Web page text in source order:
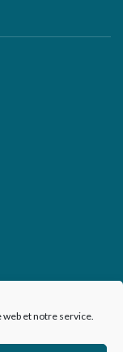
et notre service.